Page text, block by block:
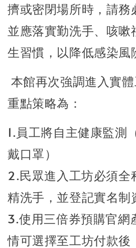
擠或密閉場所時，請務
並應落實勤洗手、咳嗽
生習慣，以降低感染風
本館再次強調進入實
重點策略為：
1.員工將自主健康監測
戴口罩）
2.民眾進入工坊必須全
精洗手，並登記實名制
3.使用三倍券預購官網
情可選擇至工坊付款後